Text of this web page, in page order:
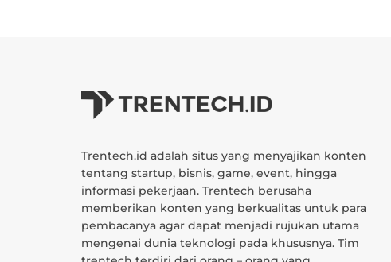
Trentech.id adalah situs yang menyajikan konten
tentang startup, bisnis, game, event, hingga
informasi pekerjaan. Trentech berusaha
memberikan konten yang berkualitas untuk para
pembacanya agar dapat menjadi rujukan utama
mengenai dunia teknologi pada khususnya. Tim